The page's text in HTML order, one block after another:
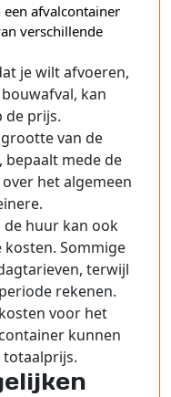
afvalcontainer
verschillende
je wilt afvoeren,
kan
de prijs.
van de
mede de
het algemeen
de huur kan ook
Sommige
terwijl
rekenen.
voor het
kunnen
totaalprijs.